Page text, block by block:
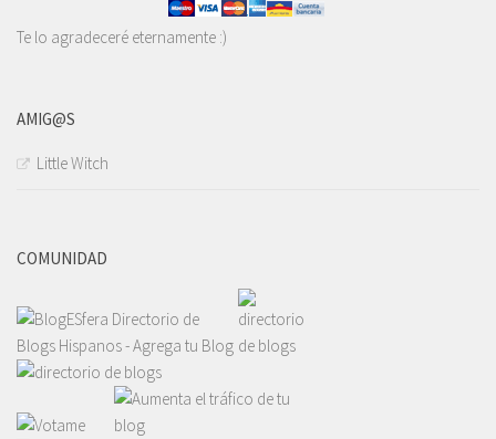
Te lo agradeceré eternamente :)
AMIG@S
Little Witch
COMUNIDAD